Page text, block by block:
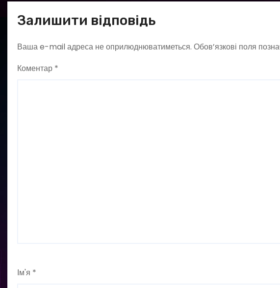
Залишити відповідь
Ваша e-mail адреса не оприлюднюватиметься. Обов’язкові поля
Коментар *
Ім'я *